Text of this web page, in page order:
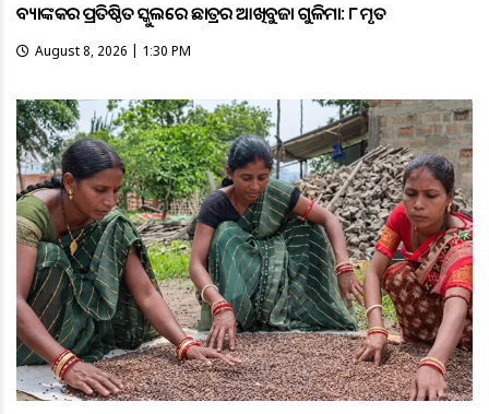
ବ୍ୟାଙ୍କକର ପ୍ରତିଷ୍ଠିତ ସ୍କୁଲରେ ଛାତ୍ରର ଆଖିବୁଜା ଗୁଳିମାଡ଼: ୮ ମୃତ
August 8, 2026 | 1:30 PM